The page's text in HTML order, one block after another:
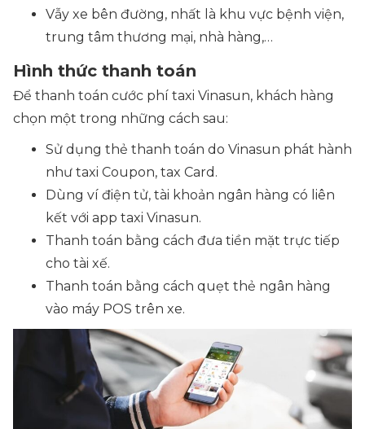
Vẫy xe bên đường, nhất là khu vực bệnh viện,
trung tâm thương mại, nhà hàng,…
Hình thức thanh toán
Để thanh toán cước phí taxi Vinasun, khách hàng
chọn một trong những cách sau:
Sử dụng thẻ thanh toán do Vinasun phát hành
như taxi Coupon, tax Card.
Dùng ví điện tử, tài khoản ngân hàng có liên
kết với app taxi Vinasun.
Thanh toán bằng cách đưa tiền mặt trực tiếp
cho tài xế.
Thanh toán bằng cách quẹt thẻ ngân hàng
vào máy POS trên xe.